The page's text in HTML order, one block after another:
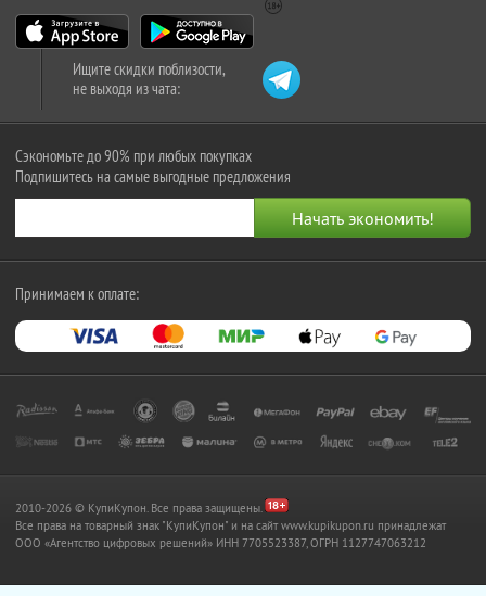
Ищите скидки поблизости,
не выходя из чата:
Сэкономьте до 90% при любых покупках
Подпишитесь на самые выгодные предложения
Принимаем к оплате:
2010-2026 © КупиКупон. Все права защищены.
Все права на товарный знак "КупиКупон" и на сайт www.kupikupon.ru принадлежат
OOO «Агентство цифровых решений» ИНН 7705523387, ОГРН 1127747063212